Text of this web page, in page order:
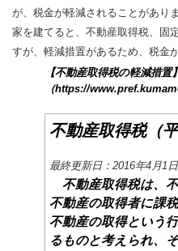
が、税金が軽減されることがありま
家を建てると、不動産取得税、固
すが、軽減措置があるため、税金
【不動産取得税の軽減措
（https://
不動産取得税（
最終更新日：2016年4月1日
不動産取得税は、
不動産の取得者に課
不動産の取得という
るものと考えられ、